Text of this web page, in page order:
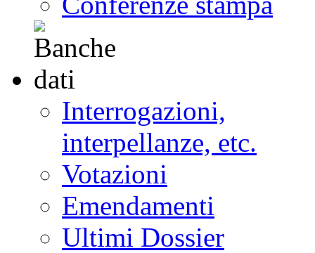
Interrogazioni,
interpellanze, etc.
Votazioni
Emendamenti
Ultimi Dossier